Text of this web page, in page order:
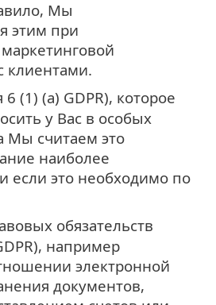
Мы
этим при
клиентами.
6 (1) (a) GDPR), которое
у Вас в особых
Мы считаем это
наиболее
если это необходимо по
обязательств
например
электронной
документов,